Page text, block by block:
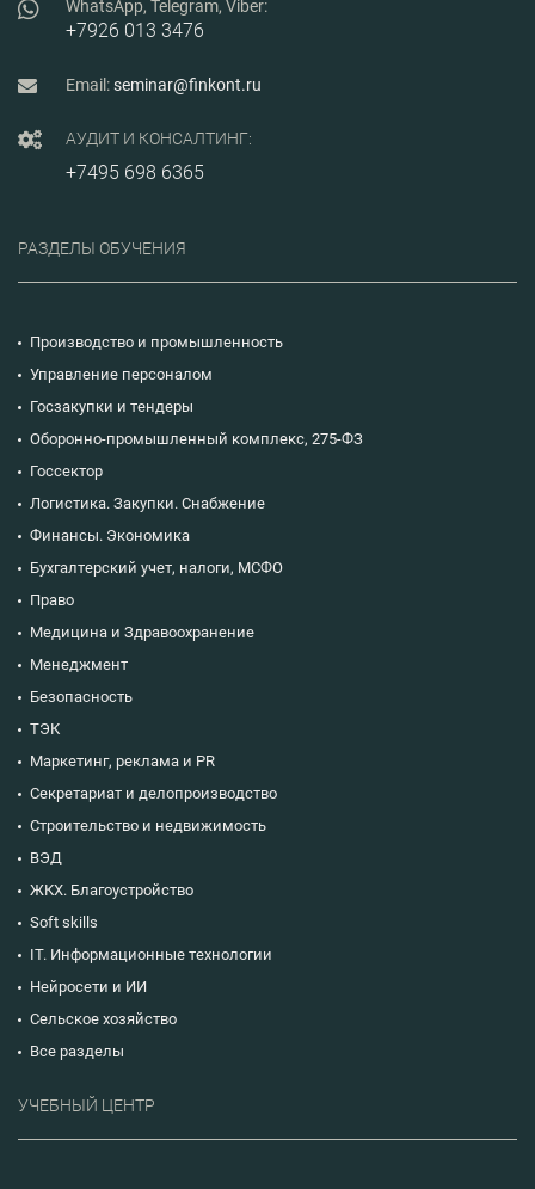
WhatsApp, Telegram, Viber:
+7926 013 3476
Email:seminar@finkont.ru
АУДИТ И КОНСАЛТИНГ:
+7495 698 6365
РАЗДЕЛЫ ОБУЧЕНИЯ
Производство и промышленность
Управление персоналом
Госзакупки и тендеры
Оборонно-промышленный комплекс, 275-ФЗ
Госсектор
Логистика. Закупки. Снабжение
Финансы. Экономика
Бухгалтерский учет, налоги, МСФО
Право
Медицина и Здравоохранение
Менеджмент
Безопасность
ТЭК
Маркетинг, реклама и PR
Секретариат и делопроизводство
Строительство и недвижимость
ВЭД
ЖКХ. Благоустройство
Soft skills
IT. Информационные технологии
Нейросети и ИИ
Сельское хозяйство
Все разделы
УЧЕБНЫЙ ЦЕНТР